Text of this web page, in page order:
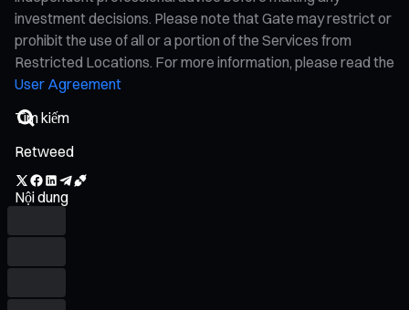
investment decisions. Please note that Gate may restrict or
prohibit the use of all or a portion of the Services from
Restricted Locations. For more information, please read the
User Agreement
Retweed
Nội dung